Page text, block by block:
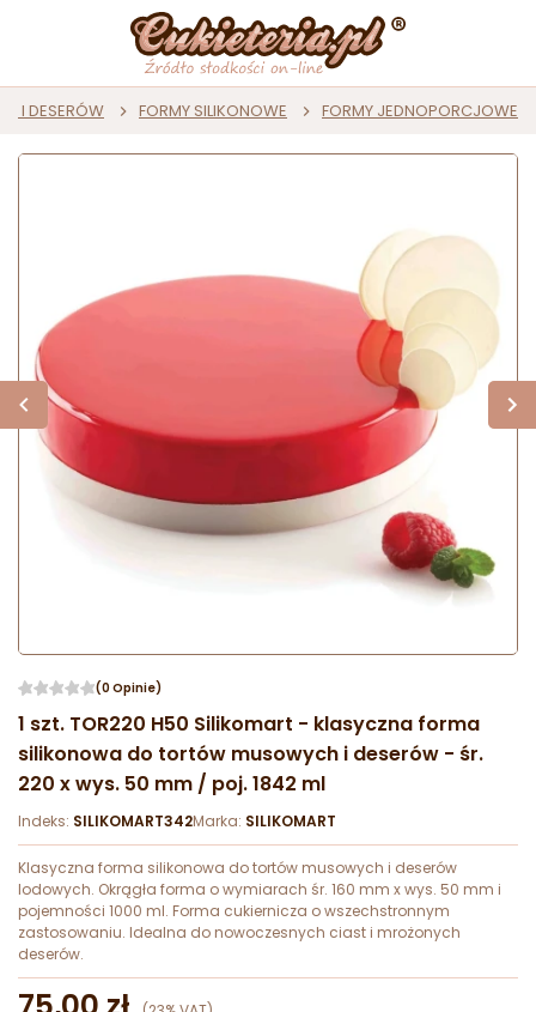
I DESERÓW FORMY SILIKONOWE FORMY JEDNOPORCJOWE
(0 Opinie)
1 szt. TOR220 H50 Silikomart - klasyczna forma
silikonowa do tortów musowych i deserów - śr.
220 x wys. 50 mm / poj. 1842 ml
Indeks: SILIKOMART342Marka: SILIKOMART
Klasyczna forma silikonowa do tortów musowych i deserów
lodowych. Okrągła forma o wymiarach śr. 160 mm x wys. 50 mm i
pojemności 1000 ml. Forma cukiernicza o wszechstronnym
zastosowaniu. Idealna do nowoczesnych ciast i mrożonych
deserów.